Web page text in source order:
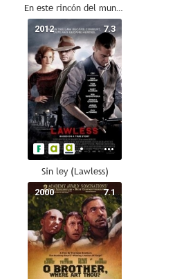
En este rincón del mundo
7.3
2012
Sin ley (Lawless)
7.1
2000